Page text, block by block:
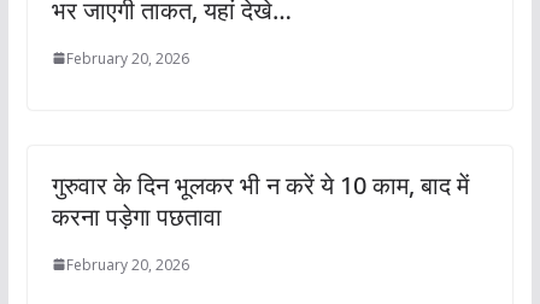
भर जाएगी ताकत, यहां देखे…
February 20, 2026
गुरुवार के दिन भूलकर भी न करें ये 10 काम, बाद में
करना पड़ेगा पछतावा
February 20, 2026